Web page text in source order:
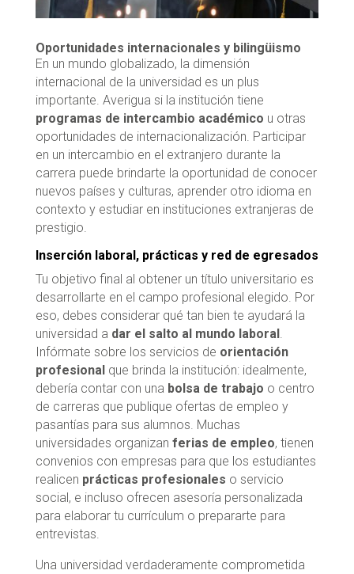
Oportunidades internacionales y bilingüismo
En un mundo globalizado, la dimensión
internacional de la universidad es un plus
importante. Averigua si la institución tiene
programas de intercambio académico u otras
oportunidades de internacionalización. Participar
en un intercambio en el extranjero durante la
carrera puede brindarte la oportunidad de conocer
nuevos países y culturas, aprender otro idioma en
contexto y estudiar en instituciones extranjeras de
prestigio.
Inserción laboral, prácticas y red de egresados
Tu objetivo final al obtener un título universitario es
desarrollarte en el campo profesional elegido. Por
eso, debes considerar qué tan bien te ayudará la
universidad a dar el salto al mundo laboral.
Infórmate sobre los servicios de orientación
profesionalque brinda la institución: idealmente,
debería contar con una bolsa de trabajo o centro
de carreras que publique ofertas de empleo y
pasantías para sus alumnos. Muchas
universidades organizan ferias de empleo, tienen
convenios con empresas para que los estudiantes
realicen prácticas profesionales o servicio
social, e incluso ofrecen asesoría personalizada
para elaborar tu currículum o prepararte para
entrevistas.
Una universidad verdaderamente comprometida